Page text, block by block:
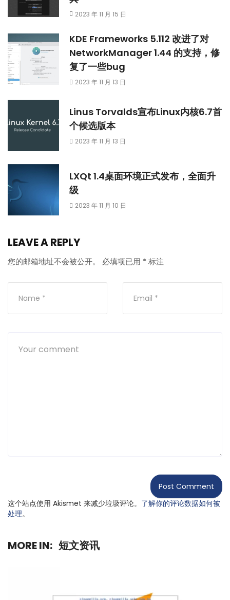
2023 年 11 月 15 日
KDE Frameworks 5.112 改进了对
NetworkManager 1.44 的支持，修
复了一些bug
2023 年 11 月 13 日
Linus Torvalds宣布Linux内核6.7首
个候选版本
2023 年 11 月 13 日
LXQt 1.4桌面环境正式发布，全面升
级
2023 年 11 月 10 日
LEAVE A REPLY
您的邮箱地址不会被公开。 必填项已用 * 标注
这个站点使用 Akismet 来减少垃圾评论。 了解你的评论数据如何被
处理。
MORE IN: 短文资讯